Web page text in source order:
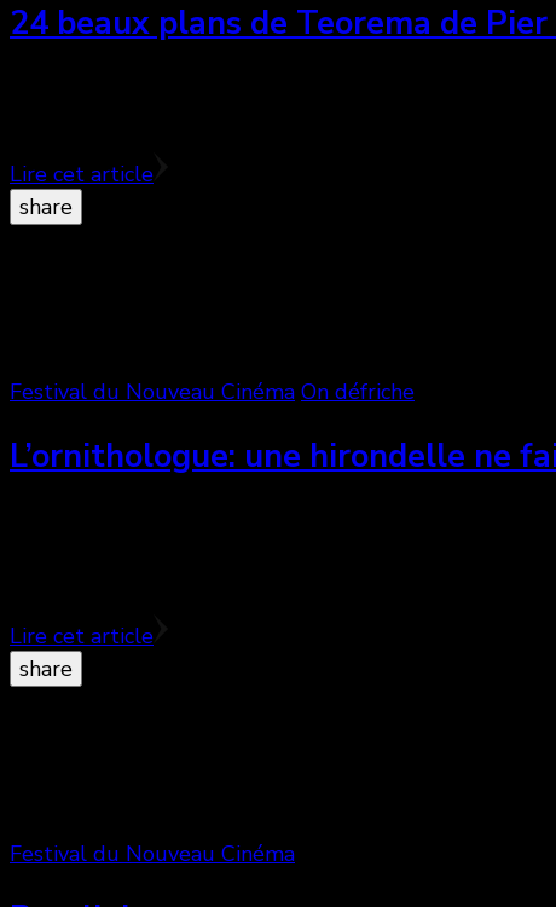
24 beaux plans de Teorema de
Lire cet article
share
Festival du Nouveau Cinéma On défriche
L’ornithologue: une hirondelle ne
Lire cet article
share
Festival du Nouveau Cinéma